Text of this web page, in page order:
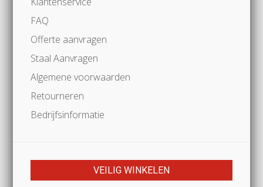
FAQ
Offerte aanvragen
Staal Aanvragen
Algemene voorwaarden
Retourneren
Bedrijfsinformatie
VEILIG WINKELEN